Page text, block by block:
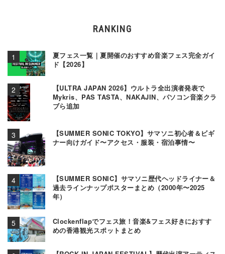
RANKING
夏フェス一覧｜夏開催のおすすめ音楽フェス完全ガイ
ド【2026】
【ULTRA JAPAN 2026】ウルトラ全出演者発表で
Mykris、PAS TASTA、NAKAJIN、パソコン音楽クラ
ブら追加
【SUMMER SONIC TOKYO】サマソニ初心者＆ビギ
ナー向けガイド〜アクセス・服装・宿泊事情〜
【SUMMER SONIC】サマソニ歴代ヘッドライナー＆
過去ラインナップポスターまとめ（2000年〜2025
年）
Clockenflapでフェス旅！音楽&フェス好きにおすす
めの香港観光スポットまとめ